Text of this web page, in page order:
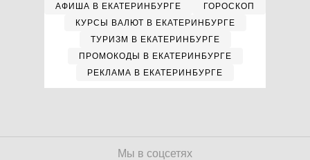
АФИША В ЕКАТЕРИНБУРГЕ
ГОРОСКОП
КУРСЫ ВАЛЮТ В ЕКАТЕРИНБУРГЕ
ТУРИЗМ В ЕКАТЕРИНБУРГЕ
ПРОМОКОДЫ В ЕКАТЕРИНБУРГЕ
РЕКЛАМА В ЕКАТЕРИНБУРГЕ
Мы в соцсетях